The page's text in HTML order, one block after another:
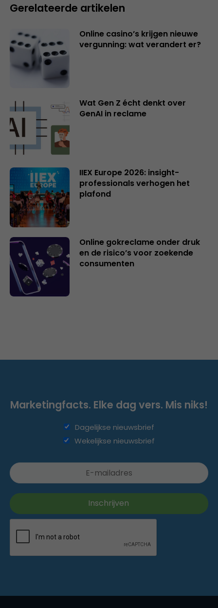
Gerelateerde artikelen
Online casino’s krijgen nieuwe
vergunning: wat verandert er?
Wat Gen Z écht denkt over
GenAI in reclame
IIEX Europe 2026: insight-
professionals verhogen het
plafond
Online gokreclame onder druk
en de risico’s voor zoekende
consumenten
Marketingfacts. Elke dag vers. Mis niks!
Dagelijkse nieuwsbrief
Wekelijkse nieuwsbrief